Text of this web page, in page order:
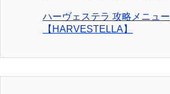
ハーヴェステラ 攻略メニュー
【HARVESTELLA】